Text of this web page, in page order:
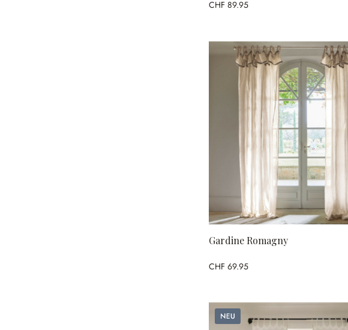
CHF 89.95
Gardine Romagny
CHF 69.95
Neu